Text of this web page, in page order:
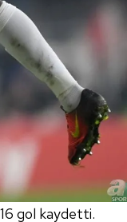
gol kaydetti.